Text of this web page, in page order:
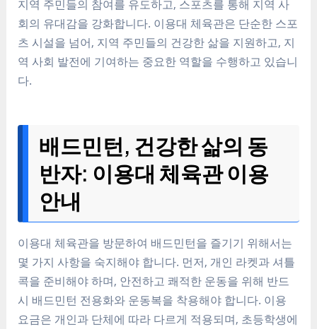
지역 주민들의 참여를 유도하고, 스포츠를 통해 지역 사
회의 유대감을 강화합니다. 이용대 체육관은 단순한 스포
츠 시설을 넘어, 지역 주민들의 건강한 삶을 지원하고, 지
역 사회 발전에 기여하는 중요한 역할을 수행하고 있습니
다.
배드민턴, 건강한 삶의 동
반자: 이용대 체육관 이용
안내
이용대 체육관을 방문하여 배드민턴을 즐기기 위해서는
몇 가지 사항을 숙지해야 합니다. 먼저, 개인 라켓과 셔틀
콕을 준비해야 하며, 안전하고 쾌적한 운동을 위해 반드
시 배드민턴 전용화와 운동복을 착용해야 합니다. 이용
요금은 개인과 단체에 따라 다르게 적용되며, 초등학생에